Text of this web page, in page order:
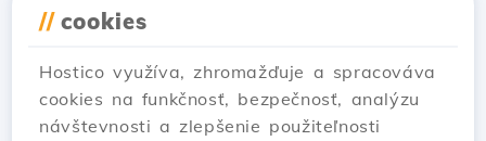
// cookies
Hostico využíva, zhromažďuje a spracováva
cookies na funkčnosť, bezpečnosť, analýzu
návštevnosti a zlepšenie použiteľnosti
Stiahnuť aplikáciu